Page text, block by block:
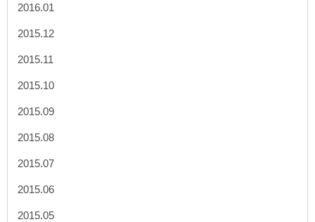
2016.01
2015.12
2015.11
2015.10
2015.09
2015.08
2015.07
2015.06
2015.05